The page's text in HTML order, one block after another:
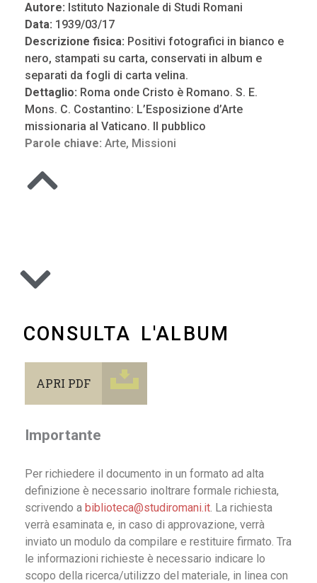
Autore: Istituto Nazionale di Studi Romani
Data: 1939/03/17
Descrizione fisica: Positivi fotografici in bianco e
nero, stampati su carta, conservati in album e
separati da fogli di carta velina.
Dettaglio: Roma onde Cristo è Romano. S. E.
Mons. C. Costantino: L’Esposizione d’Arte
missionaria al Vaticano. Il pubblico
Parole chiave: Arte, Missioni
CONSULTA L'ALBUM
APRI PDF
Importante
Per richiedere il documento in un formato ad alta
definizione è necessario inoltrare formale richiesta,
scrivendo a biblioteca@studiromani.it. La richiesta
verrà esaminata e, in caso di approvazione, verrà
inviato un modulo da compilare e restituire firmato. Tra
le informazioni richieste è necessario indicare lo
scopo della ricerca/utilizzo del materiale, in linea con